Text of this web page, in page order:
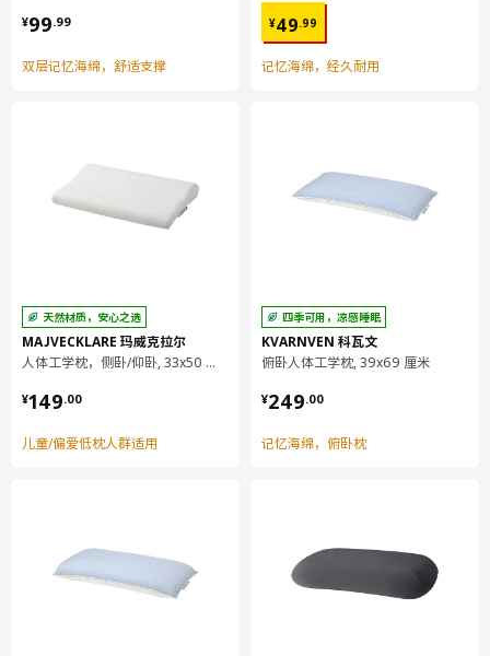
¥99.99
¥ 99.99
双层记忆海绵，舒适支撑
天然材质，安心之选
MAJVECKLARE 玛威克拉尔
人体工学枕，侧卧/仰卧, 33x50 厘米
¥149.00
¥ 149.00
儿童/偏爱低枕人群适用
¥49.99
¥ 49.99
记忆海绵，经久耐用
四季可用，凉感睡眠
KVARNVEN 科瓦文
俯卧人体工学枕, 39x69 厘米
¥249.00
¥ 249.00
记忆海绵，俯卧枕